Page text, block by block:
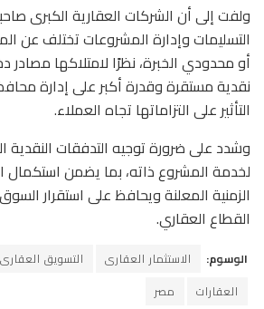
ولفت إلى أن الشركات العقارية الكبرى
التسليمات وإدارة المشروعات تختلف عن
أو محدودي الخبرة، نظرًا لامتلاكها
نقدية مستقرة وقدرة أكبر على إدارة
التأثير على التزاماتها تجاه العملاء.
وشدد على ضرورة توجيه التدفقات
لخدمة المشروع ذاته، بما يضمن استكمال
الزمنية المعلنة ويحافظ على استقرار
القطاع العقاري.
الوسوم: الاستثمار العقارى التسويق العقارى
العقارات
مصر